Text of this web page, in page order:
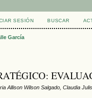
SESIÓN BUSCAR
García
Allison Wilson Salgado, Claudia